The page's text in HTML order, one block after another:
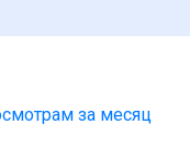
за месяц